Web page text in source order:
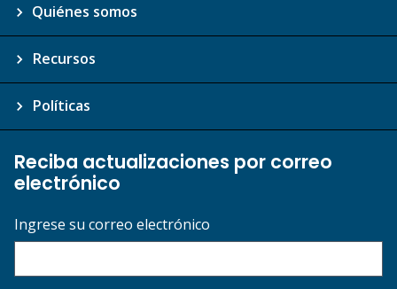
Quiénes somos
Recursos
Políticas
Reciba actualizaciones por correo
electrónico
Ingrese su correo electrónico